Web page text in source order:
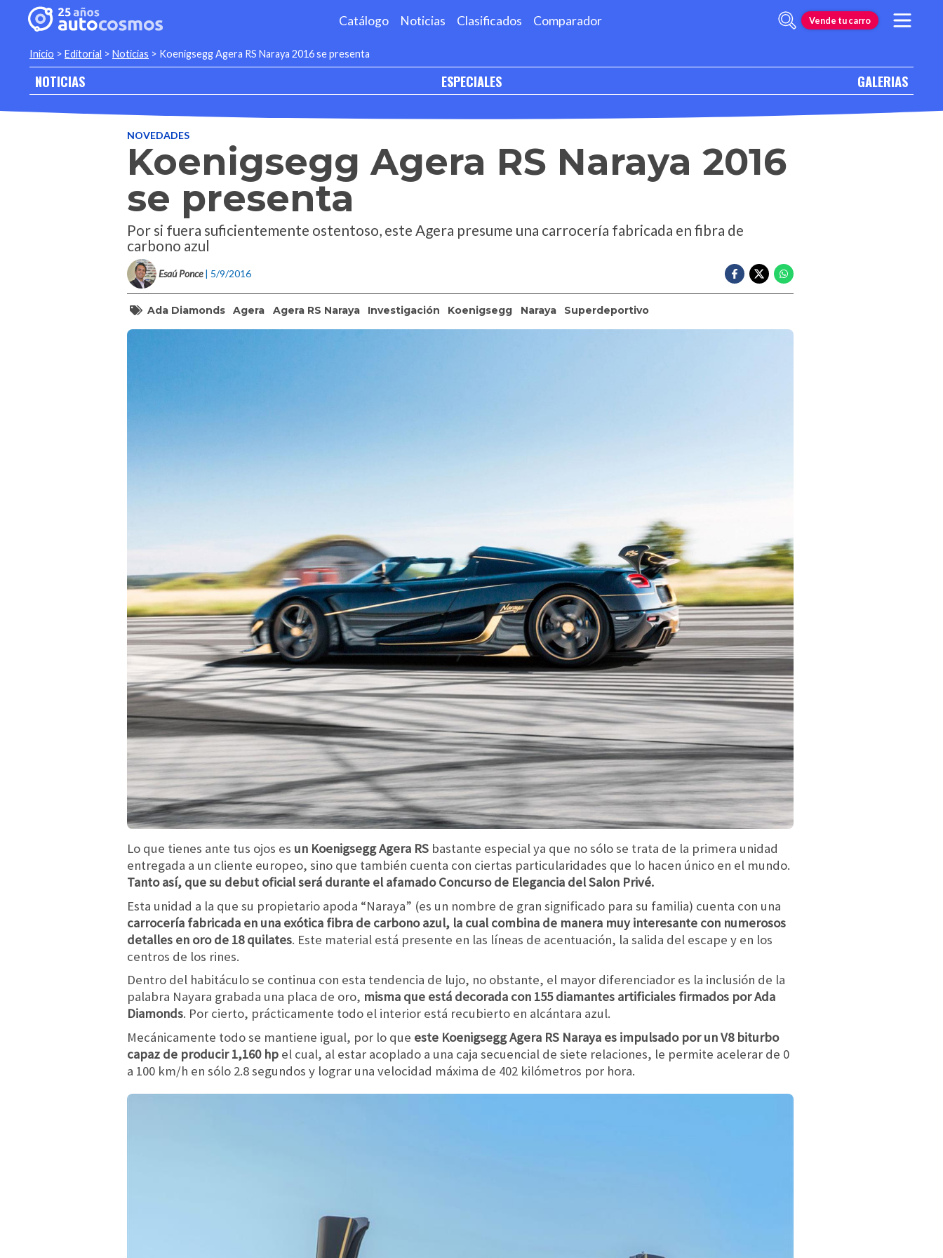
Catálogo Noticias Clasificados Comparador Vende tu carro
Inicio > Editorial > Noticias > Koenigsegg Agera RS Naraya 2016 se presenta
NOTICIAS ESPECIALES GALERIAS
NOVEDADES
Koenigsegg Agera RS Naraya 2016
se presenta
Por si fuera suficientemente ostentoso, este Agera presume una carrocería fabricada en fibra de
carbono azul
Esaú Ponce | 5/9/2016
Ada Diamonds Agera Agera RS Naraya Investigación Koenigsegg Naraya Superdeportivo
Lo que tienes ante tus ojos es un Koenigsegg Agera RS bastante especial ya que no sólo se trata de la primera unidad
entregada a un cliente europeo, sino que también cuenta con ciertas particularidades que lo hacen único en el mundo.
Tanto así, que su debut oficial será durante el afamado Concurso de Elegancia del Salon Privé.
Esta unidad a la que su propietario apoda “Naraya” (es un nombre de gran significado para su familia) cuenta con una
carrocería fabricada en una exótica fibra de carbono azul, la cual combina de manera muy interesante con numerosos
detalles en oro de 18 quilates. Este material está presente en las líneas de acentuación, la salida del escape y en los
centros de los rines.
Dentro del habitáculo se continua con esta tendencia de lujo, no obstante, el mayor diferenciador es la inclusión de la
palabra Nayara grabada una placa de oro, misma que está decorada con 155 diamantes artificiales firmados por Ada
Diamonds. Por cierto, prácticamente todo el interior está recubierto en alcántara azul.
Mecánicamente todo se mantiene igual, por lo que este Koenigsegg Agera RS Naraya es impulsado por un V8 biturbo
capaz de producir 1,160 hp el cual, al estar acoplado a una caja secuencial de siete relaciones, le permite acelerar de 0
a 100 km/h en sólo 2.8 segundos y lograr una velocidad máxima de 402 kilómetros por hora.